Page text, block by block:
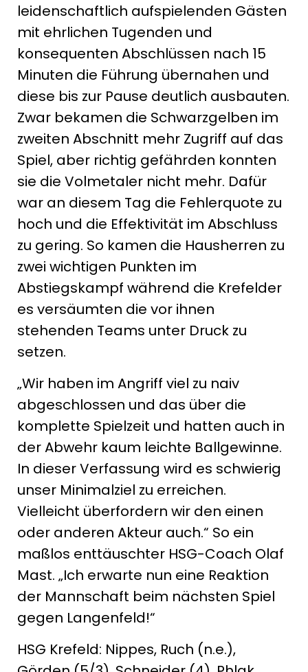
leidenschaftlich aufspielenden Gästen
mit ehrlichen Tugenden und
konsequenten Abschlüssen nach 15
Minuten die Führung übernahen und
diese bis zur Pause deutlich ausbauten.
Zwar bekamen die Schwarzgelben im
zweiten Abschnitt mehr Zugriff auf das
Spiel, aber richtig gefährden konnten
sie die Volmetaler nicht mehr. Dafür
war an diesem Tag die Fehlerquote zu
hoch und die Effektivität im Abschluss
zu gering. So kamen die Hausherren zu
zwei wichtigen Punkten im
Abstiegskampf während die Krefelder
es versäumten die vor ihnen
stehenden Teams unter Druck zu
setzen.
„Wir haben im Angriff viel zu naiv
abgeschlossen und das über die
komplette Spielzeit und hatten auch in
der Abwehr kaum leichte Ballgewinne.
In dieser Verfassung wird es schwierig
unser Minimalziel zu erreichen.
Vielleicht überfordern wir den einen
oder anderen Akteur auch.“ So ein
maßlos enttäuschter HSG-Coach Olaf
Mast. „Ich erwarte nun eine Reaktion
der Mannschaft beim nächsten Spiel
gegen Langenfeld!“
HSG Krefeld: Nippes, Ruch (n.e.),